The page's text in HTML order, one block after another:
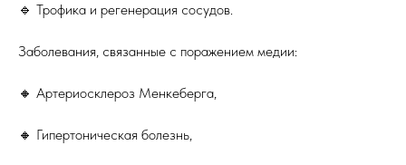
🔹 Трофика и регенерация сосудов.
Заболевания, связанные с поражением медии:
🔸 Артериосклероз Менкеберга,
🔸 Гипертоническая болезнь,